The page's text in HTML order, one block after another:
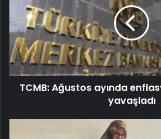
TCMB: Ağustos ayında
yavaşladı